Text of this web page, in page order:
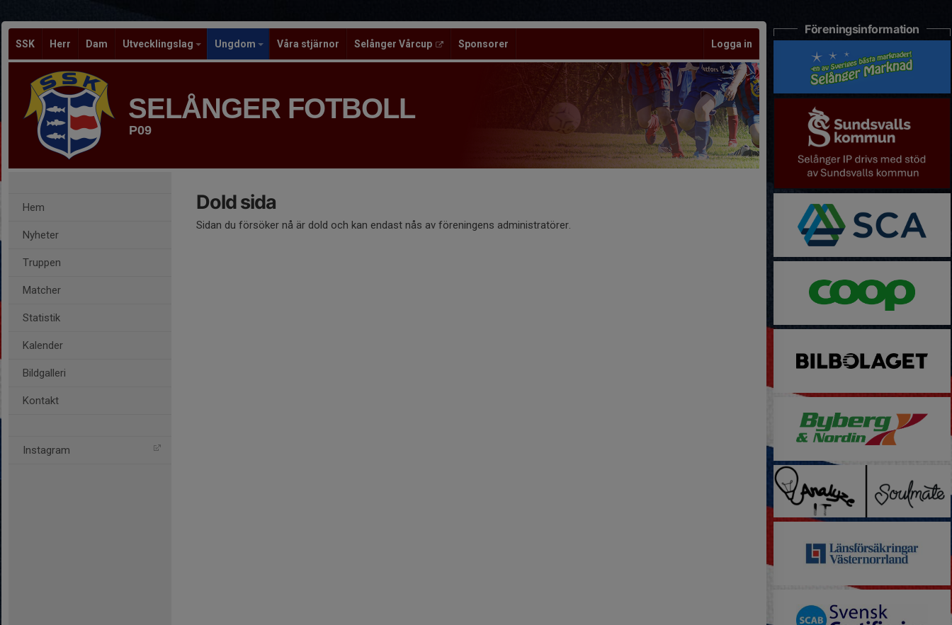
SSK Herr Dam Utvecklingslag Ungdom Våra stjärnor Selånger Vårcup Sponsorer Logga in
SELÅNGER FOTBOLL
P09
Hem
Nyheter
Truppen
Matcher
Statistik
Kalender
Bildgalleri
Kontakt
Instagram
Dold sida
Sidan du försöker nå är dold och kan endast nås av föreningens administratörer.
Föreningsinformation